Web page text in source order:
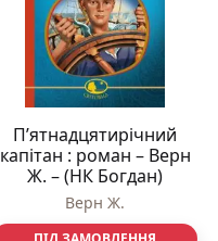
П’ятнадцятирічний
капітан : роман – Верн
Ж. – (НК Богдан)
Верн Ж.